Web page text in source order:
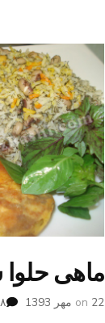
ماهی حلوا
on 22 مهر 1393 ۵۸